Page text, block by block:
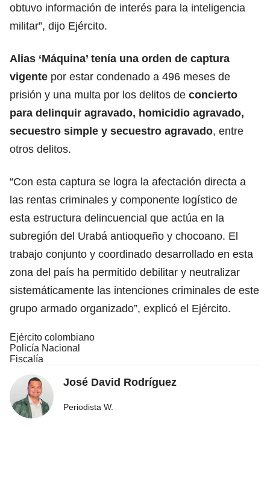
obtuvo información de interés para la inteligencia
militar”, dijo Ejército.
Alias ‘Máquina’ tenía una orden de captura
vigente por estar condenado a 496 meses de
prisión y una multa por los delitos de concierto
para delinquir agravado, homicidio agravado,
secuestro simple y secuestro agravado, entre
otros delitos.
“Con esta captura se logra la afectación directa a
las rentas criminales y componente logístico de
esta estructura delincuencial que actúa en la
subregión del Urabá antioqueño y chocoano. El
trabajo conjunto y coordinado desarrollado en esta
zona del país ha permitido debilitar y neutralizar
sistemáticamente las intenciones criminales de este
grupo armado organizado”, explicó el Ejército.
Ejército colombiano
Policía Nacional
Fiscalía
José David Rodríguez
Periodista W.